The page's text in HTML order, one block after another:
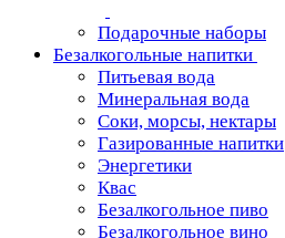
Подарочные наборы
Безалкогольные напитки
Питьевая вода
Минеральная вода
Соки, морсы, нектары
Газированные напитки
Энергетики
Квас
Безалкогольное пиво
Безалкогольное вино